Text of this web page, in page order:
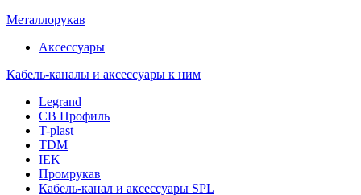
Металлорукав
Аксессуары
Кабель-каналы и аксессуары к ним
Legrand
СВ Профиль
T-plast
TDM
IEK
Промрукав
Кабель-канал и аксессуары SPL